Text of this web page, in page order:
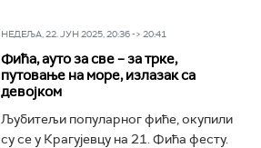
НЕДЕЉА, 22. ЈУН 2025, 20:36 -> 20:41
Фића, ауто за све – за трке,
путовање на море, излазак са
девојком
Љубитељи популарног фиће, окупили
су се у Крагујевцу на 21. Фића фесту.